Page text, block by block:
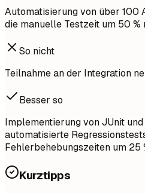
Automatisierung von über 100
die manuelle Testzeit um 50 %
So nicht
Teilnahme an der Integration
Besser so
Implementierung von JUnit
automatisierte
Fehlerbehebungszeiten um
Kurztipps